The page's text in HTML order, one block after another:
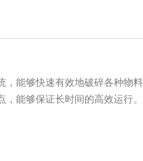
能够快速有效地破碎各种物
能够保证长时间的高效运行。